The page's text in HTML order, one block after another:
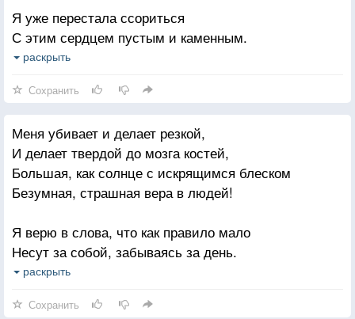
Я уже перестала ссориться
С этим сердцем пустым и каменным.
Но ты знаешь, мне очень хочется,
Перед сном все о чем-то молятся,
Я ж у Бога прошу одно;
Ты же знаешь, мне очень хочется
Видеть звезды через окно.
Чтоб сильнее играла кровь.
Ты же знаешь. мне очень хочется
На себе испытать любовь.
раскрыть
Сохранить
Меня убивает и делает резкой,
И делает твердой до мозга костей,
Большая, как солнце с искрящимся блеском
Безумная, страшная вера в людей!
Я верю в слова, что как правило мало
Несут за собой, забываясь за день.
И делает сердце безумно усталым
раскрыть
Сохранить